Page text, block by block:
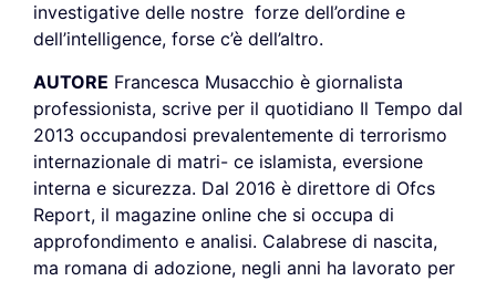
investigative delle nostre forze dell’ordine e
dell’intelligence, forse c’è dell’altro.
AUTORE Francesca Musacchio è giornalista
professionista, scrive per il quotidiano Il Tempo dal
2013 occupandosi prevalentemente di terrorismo
internazionale di matri- ce islamista, eversione
interna e sicurezza. Dal 2016 è direttore di Ofcs
Report, il magazine online che si occupa di
approfondimento e analisi. Calabrese di nascita,
ma romana di adozione, negli anni ha lavorato per